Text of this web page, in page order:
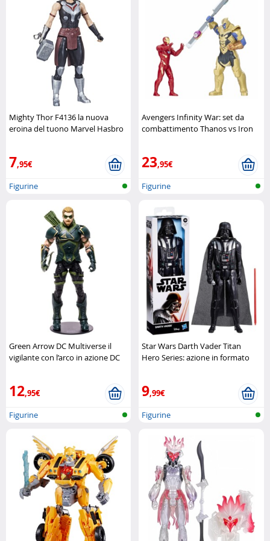
Mighty Thor F4136 la nuova
eroina del tuono Marvel Hasbro
7,95€
Figurine
Avengers Infinity War: set da
combattimento Thanos vs Iron
23,95€
Figurine
Green Arrow DC Multiverse il
vigilante con l’arco in azione DC
12,95€
Figurine
Star Wars Darth Vader Titan
Hero Series: azione in formato
9,99€
Figurine